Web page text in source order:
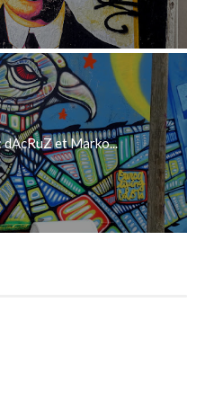
et Marko...